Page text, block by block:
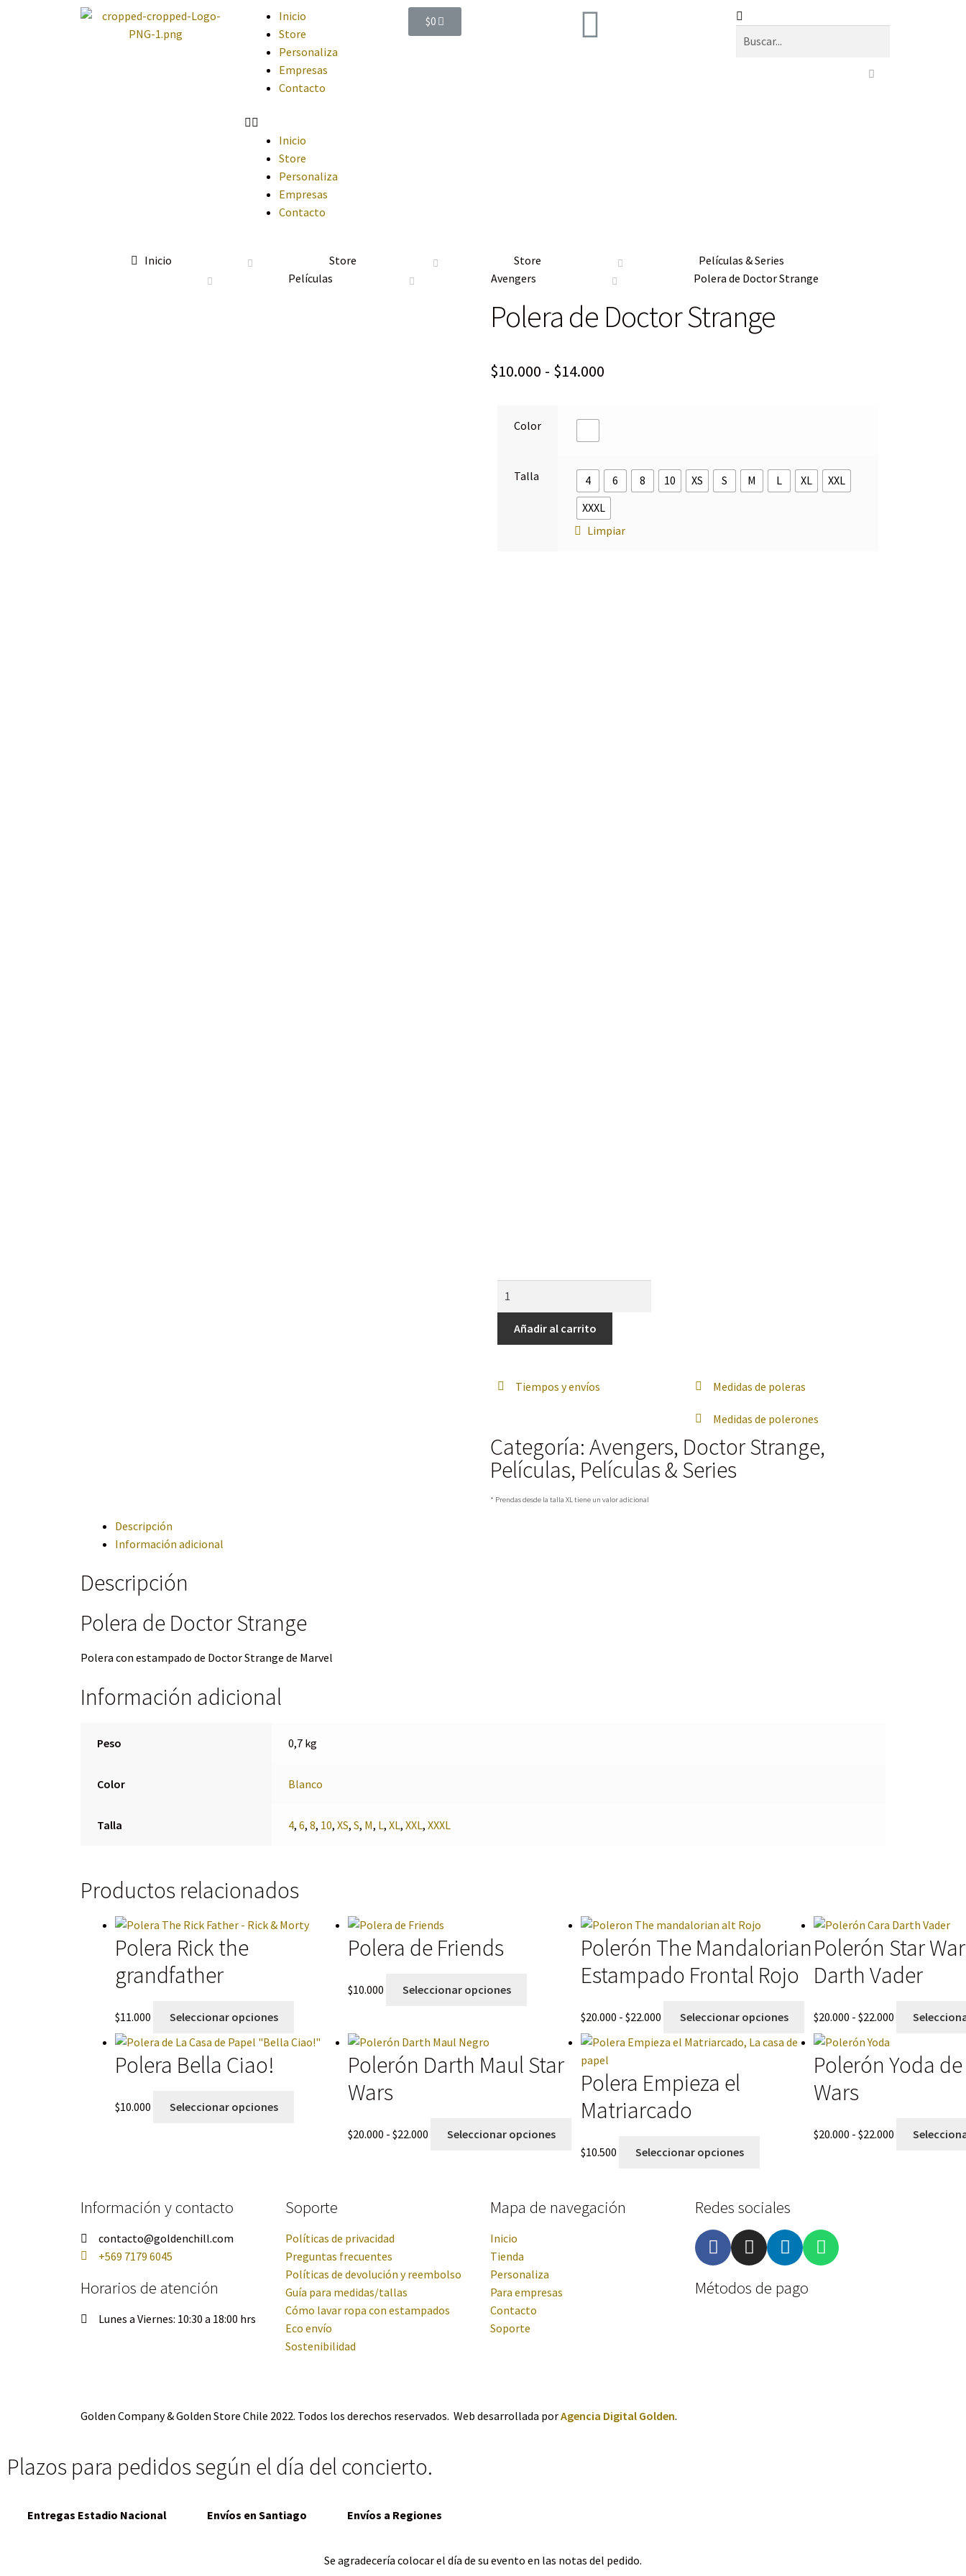
Inicio
Store
Personaliza
Empresas
Contacto
Inicio
Store
Personaliza
Empresas
Contacto
$0
Inicio Store Store
Películas & Series
Películas
Avengers Polera de Doctor Strange
Polera de Doctor Strange
$10.000 - $14.000
Color
Talla 4 6 8 10 XS S M L XL
XXL
XXXL
Limpiar
Añadir al carrito
Tiempos y envíos Medidas de poleras
Medidas de polerones
Categoría: Avengers, Doctor Strange,
Películas, Películas & Series
* Prendas desde la talla XL tiene un valor adicional
Descripción
Información adicional
Descripción
Polera de Doctor Strange
Polera con estampado de Doctor Strange de Marvel
Información adicional
Peso 0,7 kg
Color Blanco
Talla 4, 6, 8, 10, XS, S, M, L, XL, XXL, XXXL
Productos relacionados
Polera Rick the
grandfather
$11.000 Seleccionar opciones
Polera de Friends
$10.000 Seleccionar opciones
Polerón The Mandalorian
Estampado Frontal Rojo
$20.000 - $22.000 Seleccionar opciones
Polerón Star
Darth Vader
$20.000 - $22.000
Polera Bella Ciao!
$10.000 Seleccionar opciones
Polerón Darth Maul Star
Wars
$20.000 - $22.000 Seleccionar opciones
Polera Empieza el
Matriarcado
$10.500 Seleccionar opciones
Polerón Yoda
Wars
$20.000 - $22.000
Información y contacto
contacto@goldenchill.com
+569 7179 6045
Horarios de atención
Lunes a Viernes: 10:30 a 18:00 hrs
Soporte
Políticas de privacidad
Preguntas frecuentes
Políticas de devolución y reembolso
Guía para medidas/tallas
Cómo lavar ropa con estampados
Eco envío
Sostenibilidad
Mapa de navegación
Inicio
Tienda
Personaliza
Para empresas
Contacto
Soporte
Redes sociales
Métodos de pago
Golden Company & Golden Store Chile 2022. Todos los derechos reservados. Web desarrollada porAgencia Digital Golden.
Plazos para pedidos según el día del concierto.
Entregas Estadio Nacional Envíos en Santiago Envíos a Regiones
Se agradecería colocar el día de su evento en las notas del pedido.